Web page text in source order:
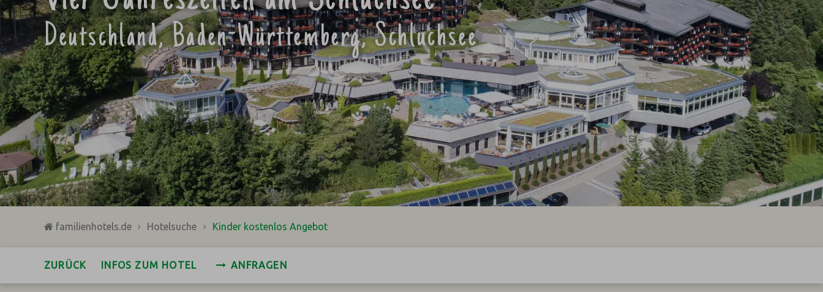
Deutschland, Baden-Württemberg, Schluchsee
familienhotels.de Hotelsuche Kinder kostenlos Angebot
ZURÜCK INFOS ZUM HOTEL ANFRAGEN